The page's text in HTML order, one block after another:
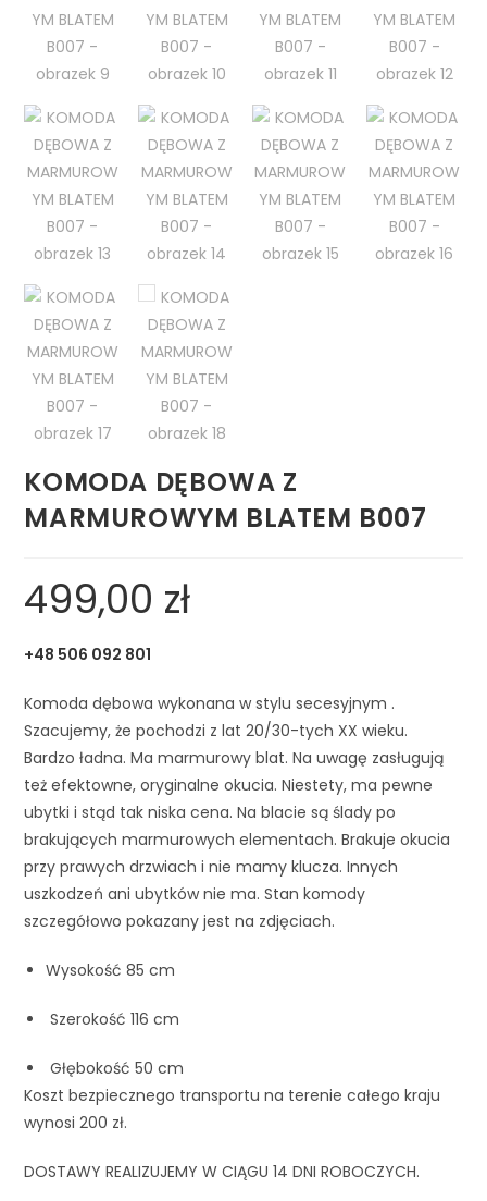
KOMODA DĘBOWA Z
MARMUROWYM BLATEM B007
499,00 zł
+48 506 092 801
Komoda dębowa wykonana w stylu secesyjnym .
Szacujemy, że pochodzi z lat 20/30-tych XX wieku.
Bardzo ładna. Ma marmurowy blat. Na uwagę zasługują
też efektowne, oryginalne okucia. Niestety, ma pewne
ubytki i stąd tak niska cena. Na blacie są ślady po
brakujących marmurowych elementach. Brakuje okucia
przy prawych drzwiach i nie mamy klucza. Innych
uszkodzeń ani ubytków nie ma. Stan komody
szczegółowo pokazany jest na zdjęciach.
Wysokość 85 cm
Szerokość 116 cm
Głębokość 50 cm
Koszt bezpiecznego transportu na terenie całego kraju
wynosi 200 zł.
DOSTAWY REALIZUJEMY W CIĄGU 14 DNI ROBOCZYCH.